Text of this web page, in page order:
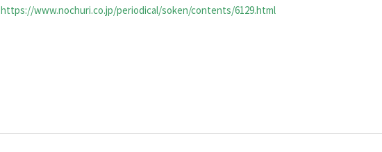
https://www.nochuri.co.jp/periodical/soken/contents/6129.html